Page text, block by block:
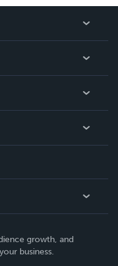
growth, and
business.